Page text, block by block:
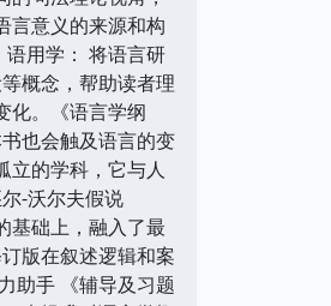
言意义的来源和构
用学： 将语言研
概念，帮助读者理
化。《语言学纲
也会触及语言的变
立的学科，它与人
-沃尔夫假说
基础上，融入了最
版在叙述逻辑和案
助手 《辅导及习题